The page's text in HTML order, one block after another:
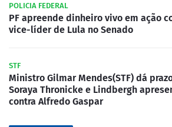
POLICIA FEDERAL
PF apreende dinheiro vivo em ação
vice-líder de Lula no Senado
STF
Ministro Gilmar Mendes(STF) dá
Soraya Thronicke e Lindbergh
contra Alfredo Gaspar